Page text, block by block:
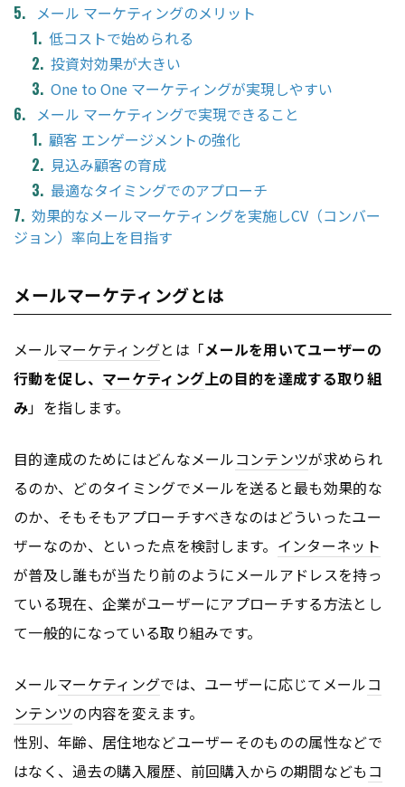
メール マーケティングのメリット
低コストで始められる
投資対効果が大きい
One to One マーケティングが実現しやすい
メール マーケティングで実現できること
顧客 エンゲージメントの強化
見込み顧客の育成
最適なタイミングでのアプローチ
効果的なメールマーケティングを実施しCV（コンバー
ジョン）率向上を目指す
メールマーケティングとは
メールマーケティングとは「メールを用いてユーザーの
行動を促し、 マーケティング上の目的を達成する取り組
み」を指します。
目的達成のためにはどんなメールコンテンツが求められ
るのか、どのタイミングでメールを送ると最も効果的な
のか、そもそもアプローチすべきなのはどういったユー
ザーなのか、といった点を検討します。 インターネット
が普及し誰もが当たり前のようにメールアドレスを持っ
ている現在、企業がユーザーにアプローチする方法とし
て一般的になっている取り組みです。
メールマーケティングでは、ユーザーに応じてメールコ
ンテンツの内容を変えます。
性別、年齢、居住地などユーザーそのものの属性などで
はなく、過去の購入履歴、前回購入からの期間なども コ